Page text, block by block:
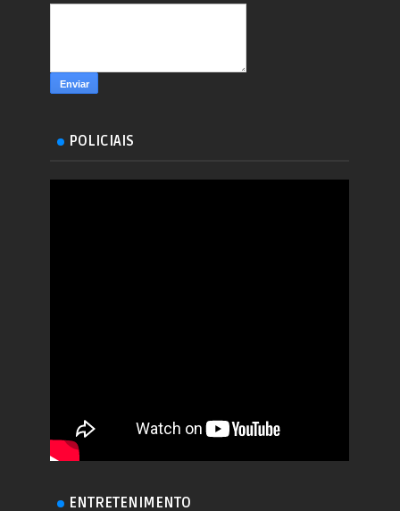
POLICIAIS
ENTRETENIMENTO